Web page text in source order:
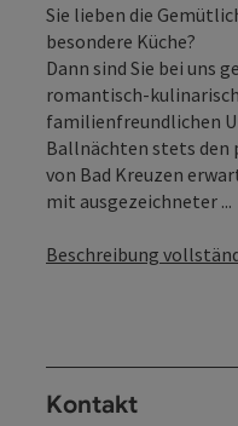
Sie lieben die
besondere Küche?
Dann sind Sie bei uns
romantisch-
familienfreundlichen
Ballnächten stets den
von Bad Kreuzen
mit ausgezeichneter ...
Beschreibung
Kontakt